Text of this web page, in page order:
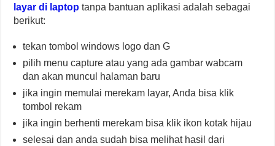
layar di laptoptanpa bantuan aplikasi adalah sebagai
berikut:
tekan tombol windows logo dan G
pilih menu capture atau yang ada gambar wabcam
dan akan muncul halaman baru
jika ingin memulai merekam layar, Anda bisa klik
tombol rekam
jika ingin berhenti merekam bisa klik ikon kotak hijau
selesai dan anda sudah bisa melihat hasil dari